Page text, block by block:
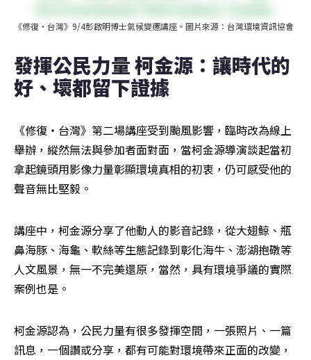
《修復・台灣》9/4彭啟明博士氣候變遷講座。圖片來源：台灣環境資訊協會
發揮公民力量 柯金源：讓時代的
好、壞都留下證據
《修復・台灣》第二場講座受到颱風影響，臨時改為線上
舉辦，縱然無法與參加者面對面，當柯金源導演談起當初
拿起鏡頭用影像力量彰顯環境真相的初衷，仍可感受他的
聲音無比堅毅。
講座中，柯金源分享了他動人的影音記錄，從大翅鯨、瓶
鼻海豚、海龜、軟絲等生態記錄到彰化海牛、澎湖抱礅等
人文風景，無一不完美還原，當然，具有環境爭議的實際
案例也是。
柯金源認為，公民力量有很多發揮空間，一張照片、一篇
訊息，一個讚或分享，都有可能對環境帶來正面的改變，